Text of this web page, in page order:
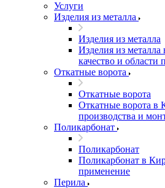
Услуги
Изделия из металла
Изделия из металла
Изделия из
качество и области
Откатные ворота
Откатные ворота
Откатные ворота в
производства и
Поликарбонат
Поликарбонат
Поликарбонат в
применение
Перила